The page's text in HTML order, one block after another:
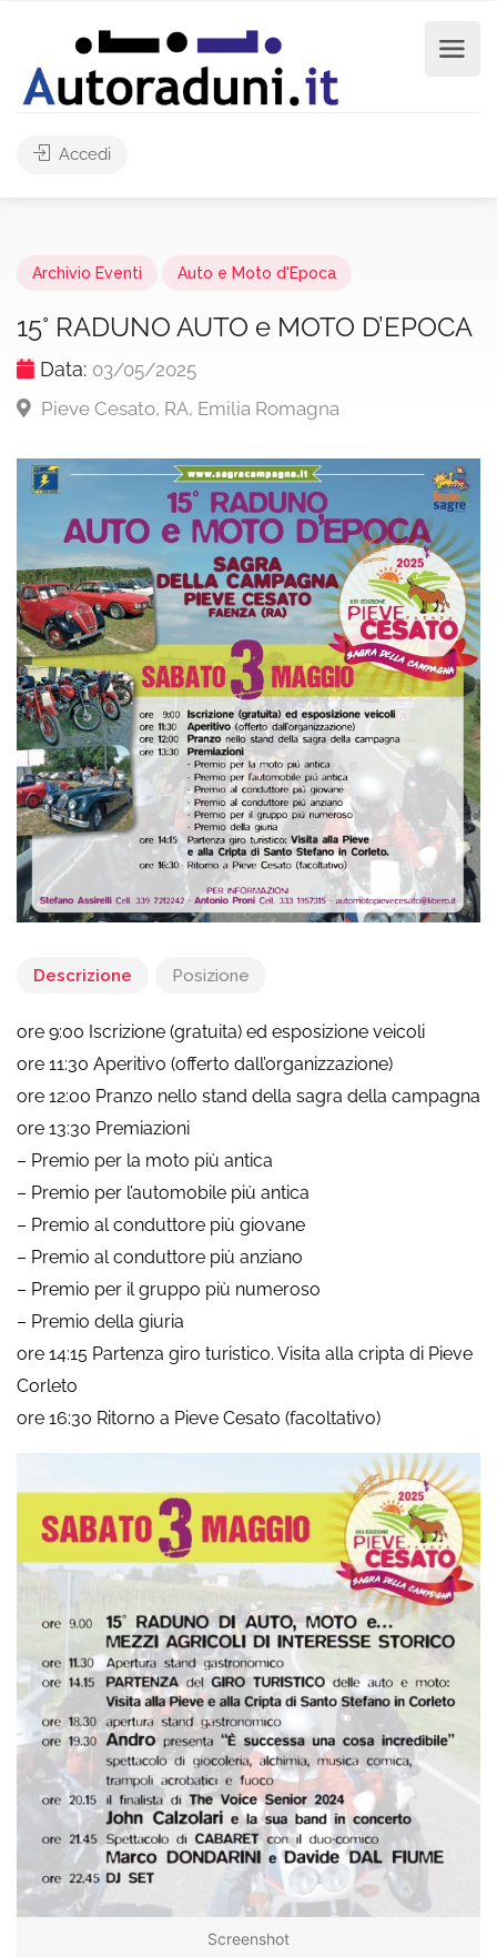
Accedi
Archivio Eventi Auto e Moto d'Epoca
15° RADUNO AUTO e MOTO D’EPOCA
Data: 03/05/2025
Pieve Cesato, RA, Emilia Romagna
Descrizione Posizione
ore 9:00 Iscrizione (gratuita) ed esposizione veicoli
ore 11:30 Aperitivo (offerto dall’organizzazione)
ore 12:00 Pranzo nello stand della sagra della campagna
ore 13:30 Premiazioni
– Premio per la moto più antica
– Premio per l’automobile più antica
– Premio al conduttore più giovane
– Premio al conduttore più anziano
– Premio per il gruppo più numeroso
– Premio della giuria
ore 14:15 Partenza giro turistico. Visita alla cripta di Pieve
Corleto
ore 16:30 Ritorno a Pieve Cesato (facoltativo)
Screenshot